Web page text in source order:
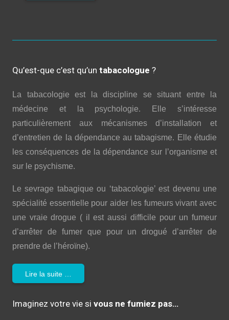
Qu’est-que c’est qu’un tabacologue ?
La tabacologie est la discipline se situant entre la
médecine et la psychologie. Elle s’intéresse
particulièrement aux mécanismes d’installation et
d’entretien de la dépendance au tabagisme. Elle étudie
les conséquences de la dépendance sur l’organisme et
sur le psychisme.
Le sevrage tabagique ou ‘tabacologie’ est devenu une
spécialité essentielle pour aider les fumeurs vivant avec
une vraie drogue ( il est aussi difficile pour un fumeur
d’arrêter de fumer que pour un drogué d’arrêter de
prendre de l’héroïne).
Lire la suite …
Imaginez votre vie si vous ne fumiez pas…